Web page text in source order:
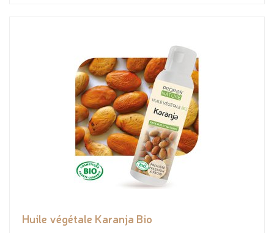
Huile végétale Karanja Bio